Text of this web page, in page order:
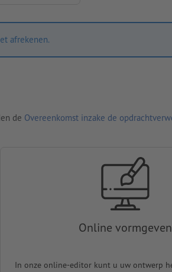
afrekenen.
de Overeenkomst inzake de
Online vormgeven
In onze online-editor kunt u uw ontwerp